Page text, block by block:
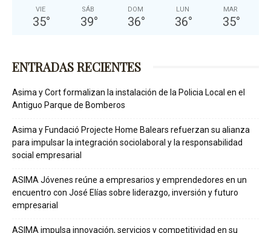
VIE
35°
SÁB
39°
DOM
36°
LUN
36°
MAR
35°
ENTRADAS RECIENTES
Asima y Cort formalizan la instalación de la Policia Local en el
Antiguo Parque de Bomberos
Asima y Fundació Projecte Home Balears refuerzan su alianza
para impulsar la integración sociolaboral y la responsabilidad
social empresarial
ASIMA Jóvenes reúne a empresarios y emprendedores en un
encuentro con José Elías sobre liderazgo, inversión y futuro
empresarial
ASIMA impulsa innovación, servicios y competitividad en su